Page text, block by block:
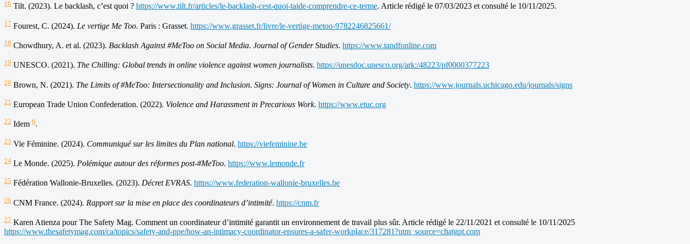
16 Tilt. (2023). Le backlash, c’est quoi ? https://www.tilt.fr/articles/le-backlash-cest-quoi-taide-comprendre-ce-terme. Article rédigé le 07/03/2023 et consulté le 10/11/2025.
17 Fourest, C. (2024). Le vertige Me Too. Paris : Grasset. https://www.grasset.fr/livre/le-vertige-metoo-9782246825661/
18 Chowdhury, A. et al. (2023). Backlash Against #MeToo on Social Media. Journal of Gender Studies. https://www.tandfonline.com
19 UNESCO. (2021). The Chilling: Global trends in online violence against women journalists. https://unesdoc.unesco.org/ark:/48223/pf0000377223
20 Brown, N. (2021). The Limits of #MeToo: Intersectionality and Inclusion. Signs: Journal of Women in Culture and Society. https://www.journals.uchicago.edu/journals/signs
21 European Trade Union Confederation. (2022). Violence and Harassment in Precarious Work. https://www.etuc.org
22 Idem 6.
23 Vie Féminine. (2024). Communiqué sur les limites du Plan national. https://viefeminine.be
24 Le Monde. (2025). Polémique autour des réformes post-#MeToo. https://www.lemonde.fr
25 Fédération Wallonie-Bruxelles. (2023). Décret EVRAS. https://www.federation-wallonie-bruxelles.be
26 CNM France. (2024). Rapport sur la mise en place des coordinateurs d’intimité. https://cnm.fr
27 Karen Atienza pour The Safety Mag. Comment un coordinateur d’intimité garantit un environnement de travail plus sûr. Article rédigé le 22/11/2021 et consulté le 10/11/2025
https://www.thesafetymag.com/ca/topics/safety-and-ppe/how-an-intimacy-coordinator-ensures-a-safer-workplace/317281?utm_source=chatgpt.com